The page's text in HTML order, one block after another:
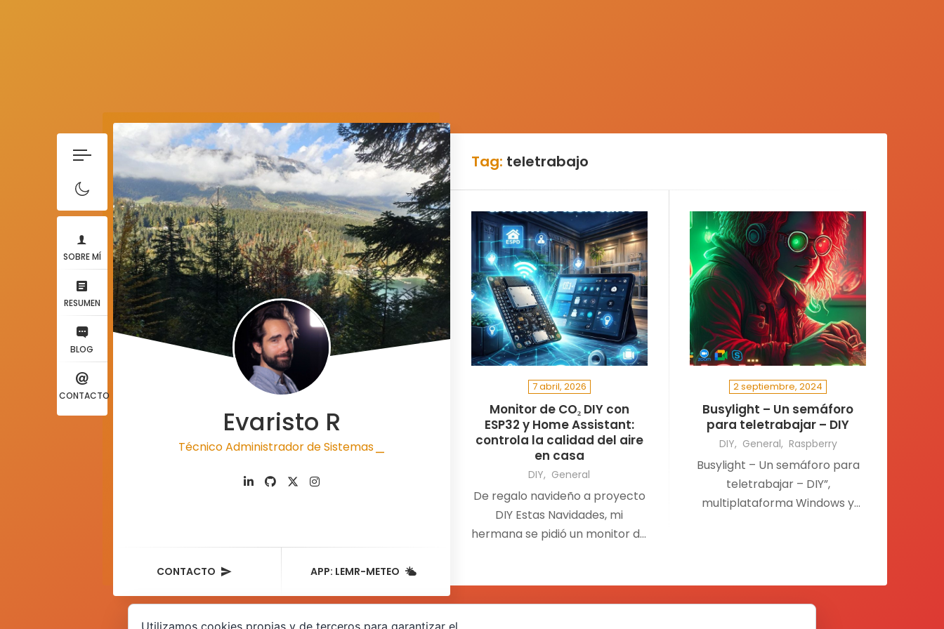
SOBRE MÍ
RESUMEN
BLOG
CONTACTO
Evaristo R
Técnico Administrador de Sistemas |
CONTACTO APP: LEMR-METEO
Tag: teletrabajo
7 abril, 2026
Monitor de CO₂ DIY con
ESP32 y Home Assistant:
controla la calidad del aire
en casa
DIY General
De regalo navideño a proyecto
DIY Estas Navidades, mi
hermana se pidió un monitor de
2 septiembre, 2024
Busylight – Un semáforo
para teletrabajar – DIY
DIY General Raspberry
Busylight – Un semáforo para
teletrabajar – DIY”,
multiplataforma Windows y
Utilizamos cookies propias y de terceros para garantizar el